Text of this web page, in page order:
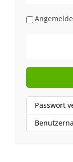
Passwort